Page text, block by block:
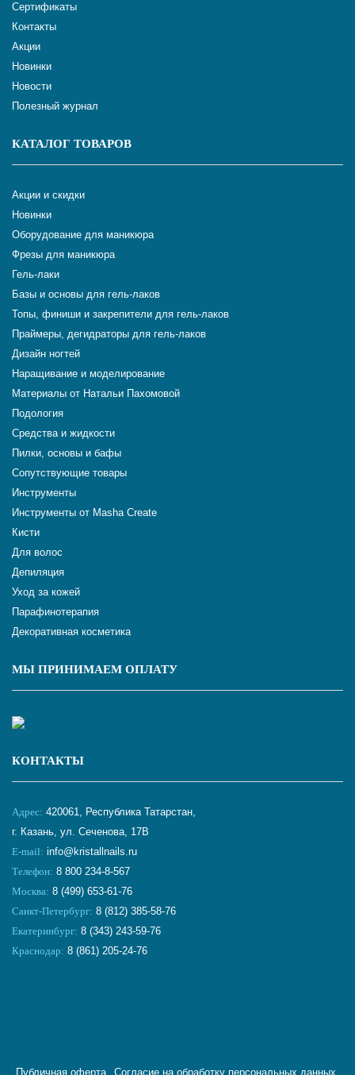
Сертификаты
Контакты
Акции
Новинки
Новости
Полезный журнал
КАТАЛОГ ТОВАРОВ
Акции и скидки
Новинки
Оборудование для маникюра
Фрезы для маникюра
Гель-лаки
Базы и основы для гель-лаков
Топы, финиши и закрепители для гель-лаков
Праймеры, дегидраторы для гель-лаков
Дизайн ногтей
Наращивание и моделирование
Материалы от Натальи Пахомовой
Подология
Средства и жидкости
Пилки, основы и бафы
Сопутствующие товары
Инструменты
Инструменты от Masha Create
Кисти
Для волос
Депиляция
Уход за кожей
Парафинотерапия
Декоративная косметика
МЫ ПРИНИМАЕМ ОПЛАТУ
КОНТАКТЫ
Адрес: 420061, Республика Татарстан,
г. Казань, ул. Сеченова, 17В
E-mail: info@kristallnails.ru
Телефон: 8 800 234-8-567
Москва: 8 (499) 653-61-76
Санкт-Петербург: 8 (812) 385-58-76
Екатеринбург: 8 (343) 243-59-76
Краснодар: 8 (861) 205-24-76
Публичная оферта Согласие на обработку персональных данных